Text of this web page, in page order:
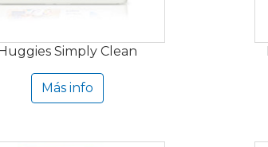
Huggies Simply Clean
Más info